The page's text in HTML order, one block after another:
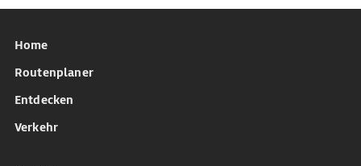
Home
Routenplaner
Entdecken
Verkehr